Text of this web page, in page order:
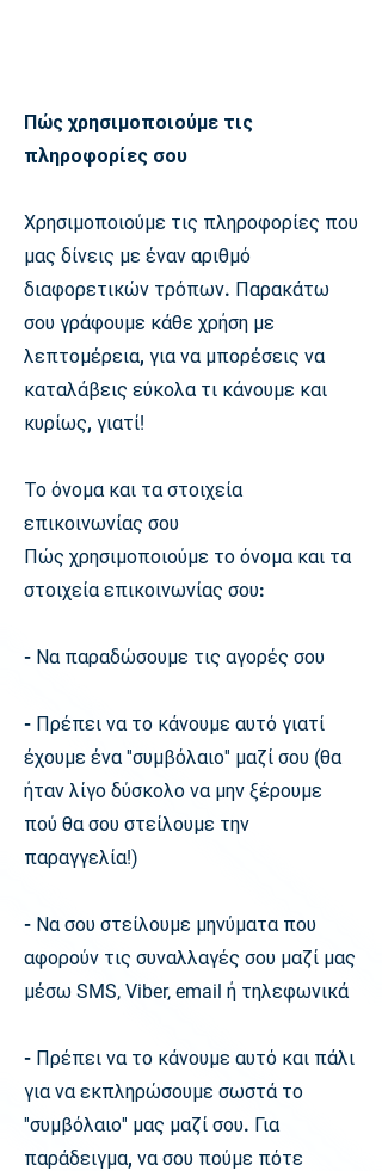
Πώς χρησιμοποιούμε τις
πληροφορίες σου
Χρησιμοποιούμε τις πληροφορίες που
μας δίνεις με έναν αριθμό
διαφορετικών τρόπων. Παρακάτω
σου γράφουμε κάθε χρήση με
λεπτομέρεια, για να μπορέσεις να
καταλάβεις εύκολα τι κάνουμε και
κυρίως, γιατί!
Το όνομα και τα στοιχεία
επικοινωνίας σου
Πώς χρησιμοποιούμε το όνομα και τα
στοιχεία επικοινωνίας σου:
- Να παραδώσουμε τις αγορές σου
- Πρέπει να το κάνουμε αυτό γιατί
έχουμε ένα''συμβόλαιο'' μαζί σου (θα
ήταν λίγο δύσκολο να μην ξέρουμε
πού θα σου στείλουμε την
παραγγελία!)
- Να σου στείλουμε μηνύματα που
αφορούν τις συναλλαγές σου μαζί μας
μέσω SMS, Viber, email ή τηλεφωνικά
- Πρέπει να το κάνουμε αυτό και πάλι
για να εκπληρώσουμε σωστά το
''συμβόλαιο'' μας μαζί σου. Για
παράδειγμα, να σου πούμε πότε